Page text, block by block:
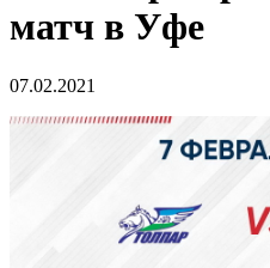
матч в Уфе
07.02.2021